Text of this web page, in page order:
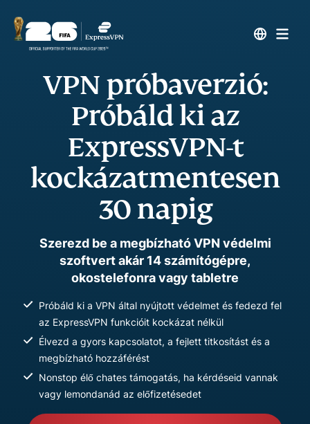
VPN próbaverzió:
Próbáld ki az
ExpressVPN-t
kockázatmentesen
30 napig
Szerezd be a megbízható VPN védelmi
szoftvert akár 14 számítógépre,
okostelefonra vagy tabletre
Próbáld ki a VPN által nyújtott védelmet és fedezd fel
az ExpressVPN funkcióit kockázat nélkül
Élvezd a gyors kapcsolatot, a fejlett titkosítást és a
megbízható hozzáférést
Nonstop élő chates támogatás, ha kérdéseid vannak
vagy lemondanád az előfizetésedet